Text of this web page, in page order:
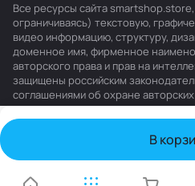
В
Все ресурсы сайта
ограничиваясь) текстовую,
видео информацию, структуру,
доменное имя, фирменное
авторского права и прав на
защищены российским
соглашениями об охране